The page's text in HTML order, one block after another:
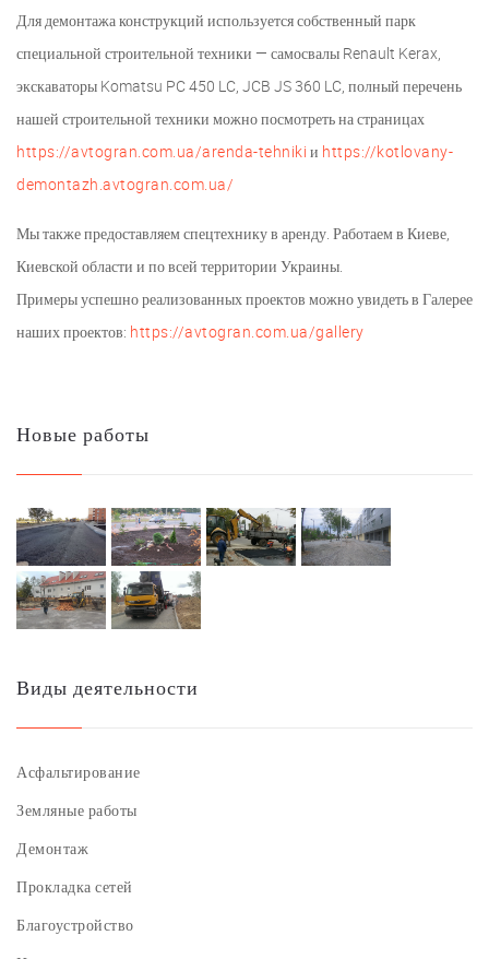
Для демонтажа конструкций используется собственный парк
специальной строительной техники — самосвалы Renault Kerax,
экскаваторы Komatsu PC 450 LC, JCB JS 360 LC, полный перечень
нашей строительной техники можно посмотреть на страницах
https://avtogran.com.ua/arenda-tehniki и https://kotlovany-
demontazh.avtogran.com.ua/
Мы также предоставляем спецтехнику в аренду. Работаем в Киеве,
Киевской области и по всей территории Украины.
Примеры успешно реализованных проектов можно увидеть в Галерее
наших проектов: https://avtogran.com.ua/gallery
Новые работы
Виды деятельности
Асфальтирование
Земляные работы
Демонтаж
Прокладка сетей
Благоустройство